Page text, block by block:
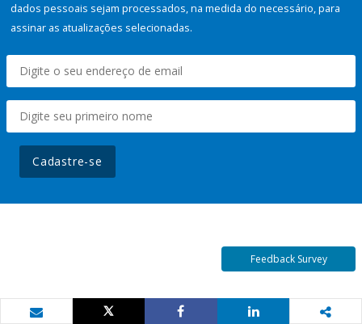
dados pessoais sejam processados, na medida do necessário, para
assinar as atualizações selecionadas.
Cadastre-se
Feedback Survey